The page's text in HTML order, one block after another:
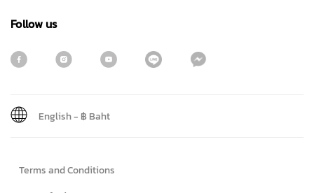
Follow us
Terms and Conditions
English- ฿ Baht
First name